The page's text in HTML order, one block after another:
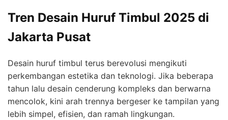
Tren Desain Huruf Timbul 2025 di
Jakarta Pusat
Desain huruf timbul terus berevolusi mengikuti
perkembangan estetika dan teknologi. Jika beberapa
tahun lalu desain cenderung kompleks dan berwarna
mencolok, kini arah trennya bergeser ke tampilan yang
lebih simpel, efisien, dan ramah lingkungan.